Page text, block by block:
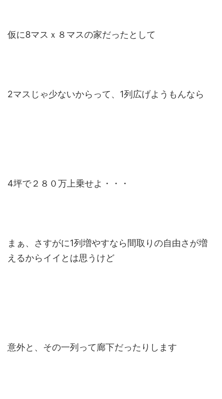
仮に8マスｘ８マスの家だったとして
2マスじゃ少ないからって、1列広げようもんなら
4坪で２８０万上乗せよ・・・
まぁ、さすがに1列増やすなら間取りの自由さが増
えるからイイとは思うけど
意外と、その一列って廊下だったりします